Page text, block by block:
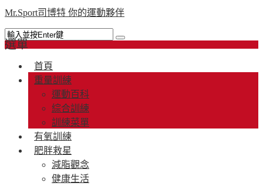
Mr.Sport司博特 你的運動夥伴
選單
首頁
重量訓練
運動百科
綜合訓練
訓練菜單
有氧訓練
肥胖救星
減脂觀念
健康生活